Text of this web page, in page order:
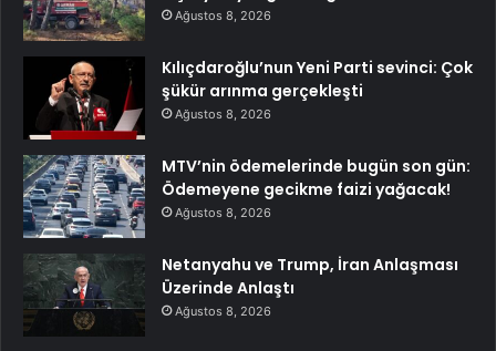
Ağustos 8, 2026
Kılıçdaroğlu’nun Yeni Parti sevinci: Çok
şükür arınma gerçekleşti
Ağustos 8, 2026
MTV’nin ödemelerinde bugün son gün:
Ödemeyene gecikme faizi yağacak!
Ağustos 8, 2026
Netanyahu ve Trump, İran Anlaşması
Üzerinde Anlaştı
Ağustos 8, 2026